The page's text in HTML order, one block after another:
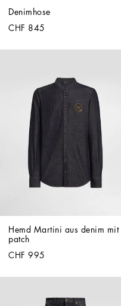
Denimhose
CHF 845
Hemd Martini aus denim mit
patch
CHF 995